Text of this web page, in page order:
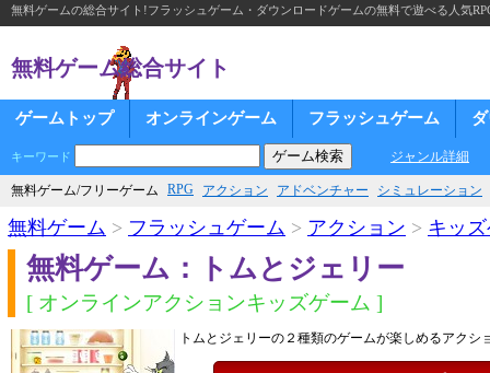
無料ゲームの総合サイト!フラッシュゲーム・ダウンロードゲームの無料で遊べる人気
無料ゲーム総合サイト
ゲームトップ オンラインゲーム フラッシュゲーム
キーワード ジャンル詳細
無料ゲーム/フリーゲーム RPG アクション アドベンチャー シミュレーション
無料ゲーム > フラッシュゲーム > アクション > キッ
無料ゲーム：トムとジェリー
[ オンラインアクションキッズゲーム ]
トムとジェリーの２種類のゲームが楽しめるアクシ